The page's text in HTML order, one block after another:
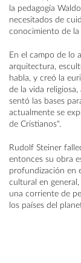
la pedagogía
necesitados de
conocimiento de la
En el campo de lo
arquitectura,
habla, y creó la
de la vida
sentó las bases
actualmente se
de Cristianos".
Rudolf Steiner
entonces su obra
profundización en
cultural en
una corriente de
los países del